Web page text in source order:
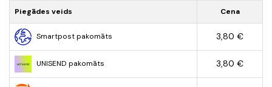
Piegādes veids Cena
Smartpost pakomāts 3,80 €
UNISEND pakomāts 3,80 €